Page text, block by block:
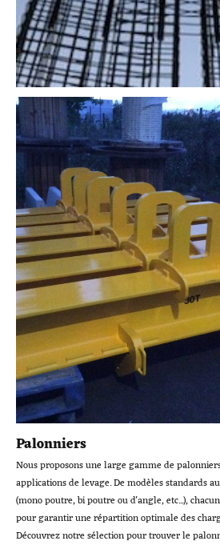
Palonniers
Nous proposons une large gamme de
applications de levage. De modèles standards
(mono poutre, bi poutre ou d'angle, etc...),
pour garantir une répartition optimale des
Découvrez notre sélection pour trouver le